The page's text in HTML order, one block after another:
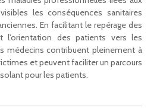
les conséquences sanitaires
En facilitant le repérage des
l'orientation des patients vers les
médecins contribuent pleinement à
et peuvent faciliter un parcours
pour les patients.